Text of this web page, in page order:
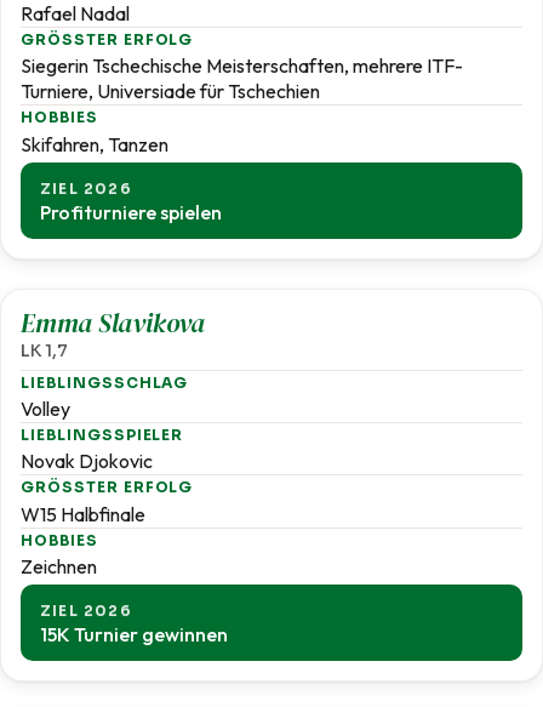
Rafael Nadal
GRÖSSTER ERFOLG
Siegerin Tschechische Meisterschaften, mehrere ITF-
Turniere, Universiade für Tschechien
HOBBIES
Skifahren, Tanzen
ZIEL 2026
Profiturniere spielen
Emma Slavikova
LK 1,7
LIEBLINGSSCHLAG
Volley
LIEBLINGSSPIELER
Novak Djokovic
GRÖSSTER ERFOLG
W15 Halbfinale
HOBBIES
Zeichnen
ZIEL 2026
15K Turnier gewinnen